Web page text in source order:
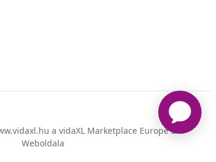
a vidaXL Marketplace Europe B.V.
Weboldala